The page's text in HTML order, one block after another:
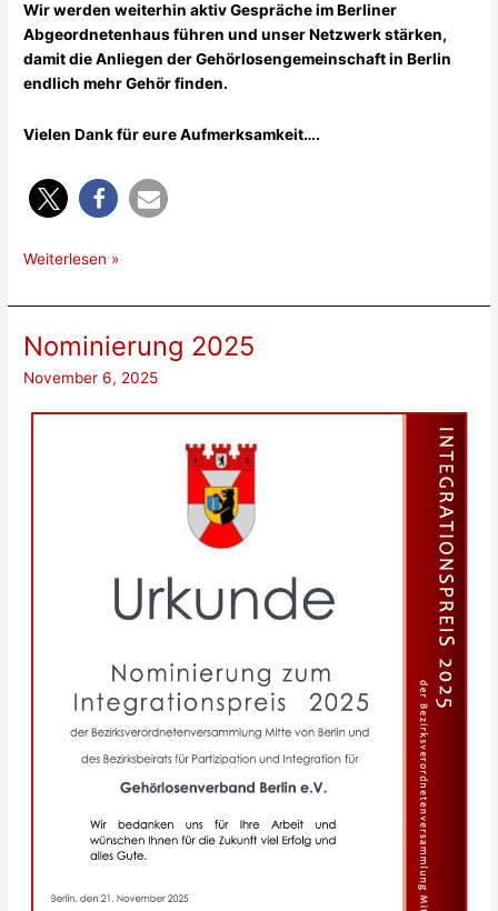
Wir werden weiterhin aktiv Gespräche im Berliner
Abgeordnetenhaus führen und unser Netzwerk stärken,
damit die Anliegen der Gehörlosengemeinschaft in Berlin
endlich mehr Gehör finden.
Vielen Dank für eure Aufmerksamkeit….
Info
11.11.2025
Weiterlesen »
Nominierung 2025
November 6, 2025